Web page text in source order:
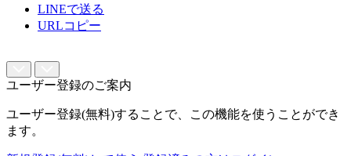
LINEで送る
URLコピー
ユーザー登録のご案内
ユーザー登録(無料)することで、この機能を使うことができ
ます。